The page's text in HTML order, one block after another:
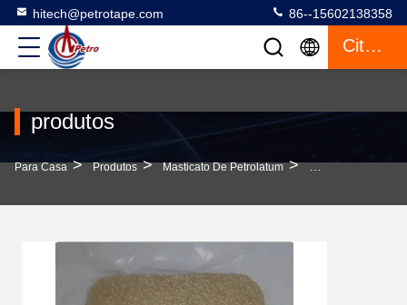
hitech@petrotape.com 86--15602138358
Citações
produtos
Para Casa > Produtos > Masticato De Petrolatum > Construção